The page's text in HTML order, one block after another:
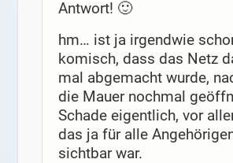
Antwort! 🙂
hm… ist ja irgendwie
komisch, dass das Netz
mal abgemacht wurde,
die Mauer nochmal
Schade eigentlich, vor
das ja für alle
sichtbar war.